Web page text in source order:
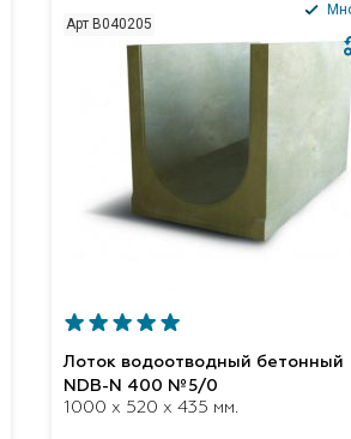
Арт B040205
Лоток водоотводный бетонный
NDB-N 400 №5/0
1000 x 520 x 435 мм.